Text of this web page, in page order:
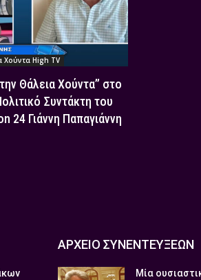
Χούντα High TV
Θάλεια Χούντα” στο
Συντάκτη του
24 Γιάννη Παπαγιάννη
ΑΡΧΕΙΟ ΣΥΝΕΝΤΕΥΞΕΩΝ
Μία